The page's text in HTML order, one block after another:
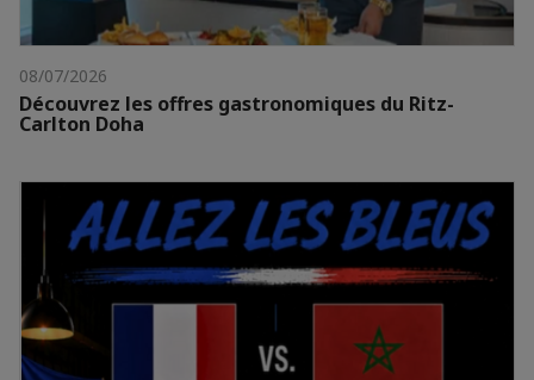
08/07/2026
Découvrez les offres gastronomiques du Ritz-
Carlton Doha